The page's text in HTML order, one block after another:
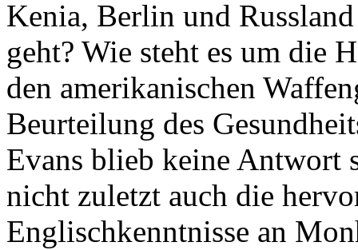
Kenia, Berlin und
geht? Wie steht es um die
den amerikanischen
Beurteilung des
Evans blieb keine Antwort
nicht zuletzt auch die
Englischkenntnisse an